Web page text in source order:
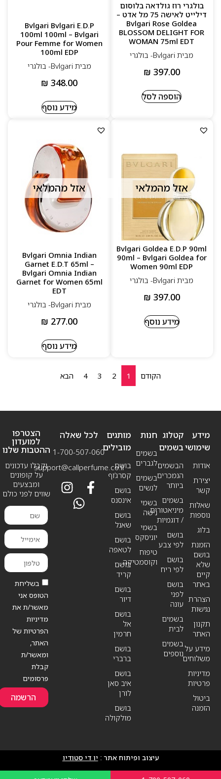
בולגרי רוז גולדאה בלוסום
דילייט לאישה 75 מל אדט –
Bvlgari Rose Goldea
BLOSSOM DELIGHT FOR
WOMAN 75ml EDT
מבית Bvlgari- בולגרי
₪ 397.00
הוספה לסל
Bvlgari Bvlgari E.D.P
100ml 100ml – Bvlgari
Pour Femme for Women
100ml EDP
מבית Bvlgari- בולגרי
₪ 348.00
מידע נוסף
אזל מהמלאי
Bvlgari Goldea E.D.P 90ml
90ml – Bvlgari Goldea for
Women 90ml EDP
מבית Bvlgari- בולגרי
₪ 397.00
מידע נוסף
אזל מהמלאי
Bvlgari Omnia Indian
Garnet E.D.T 65ml –
Bvlgari Omnia Indian
Garnet for Women 65ml
EDT
מבית Bvlgari- בולגרי
₪ 277.00
מידע נוסף
הקודם 1
2
3
4 הבא
מידע
שימושי
אודות
יצירת
קשר
שאלות
נוספות
בלוג
הזמנת
בושם
שלא
קיים
באתר
הצהרת
נגישות
תקנון
האתר
מידע על
משלוחים
מדיניות
פרטיות
ביטול
הזמנה
חנות
בשמים
לגברים
בשמים
לנשים
בשמי
נישה
בשמי
יוניסקס
טיפוח
וקוסמטיקה
קטלוג
בשמים
הבשמים
הנמכרים
ביותר
בשמים
מיניאטורים
/ דוגמיות
בושם
לפי צבע
בושם
לפי ריח
בושם
לפני
עונה
בשמים
לבית
בשמים
נוספים
מותגים
מובילים
בושם
קסרג’וף
בושם
אינסנס
בושם
שאנל
בושם
לטאפה
בושם
קריד
בושם
דיור
בושם
אל
חרמין
בושם
ברברי
בושם
איב סאן
לורן
בושם
מולקולה
לכל שאלה
1-700-507-060
support@callperfume.co.il
הצטרפו
למועדון
ההטבות שלנו
וקבלו עדכונים
על קופונים
ומבצעים
שווים לפני כולם
בשליחת
הטופס אני
מאשר/ת את
מדיניות
הפרטיות של
האתר,
ומאשר/ת
קבלת
פרסומים
הרשמה
עיצוב ופיתוח אתר : יו די סטודיו